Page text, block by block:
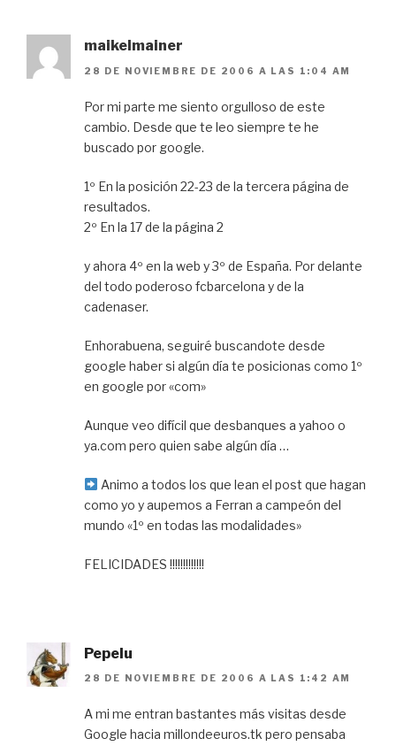
maikelmainer
28 DE NOVIEMBRE DE 2006 A LAS 1:04 AM
Por mi parte me siento orgulloso de este
cambio. Desde que te leo siempre te he
buscado por google.
1º En la posición 22-23 de la tercera página de
resultados.
2º En la 17 de la página 2
y ahora 4º en la web y 3º de España. Por delante
del todo poderoso fcbarcelona y de la
cadenaser.
Enhorabuena, seguiré buscandote desde
google haber si algún día te posicionas como 1º
en google por «com»
Aunque veo difícil que desbanques a yahoo o
ya.com pero quien sabe algún día …
Animo a todos los que lean el post que hagan
como yo y aupemos a Ferran a campeón del
mundo «1º en todas las modalidades»
FELICIDADES !!!!!!!!!!!!!
Pepelu
28 DE NOVIEMBRE DE 2006 A LAS 1:42 AM
A mi me entran bastantes más visitas desde
Google hacia millondeeuros.tk pero pensaba